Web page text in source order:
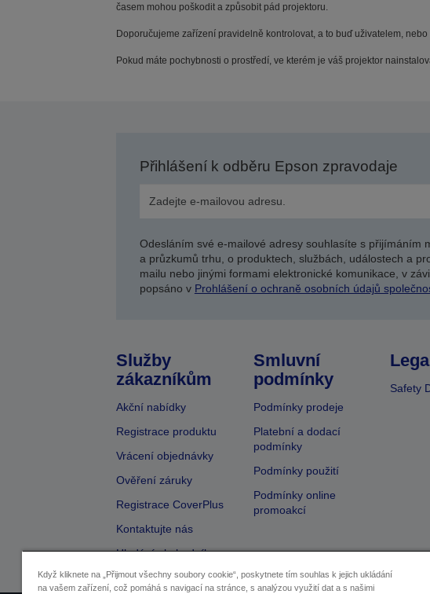
časem mohou poškodit a způsobit pád projektoru.
Doporučujeme zařízení pravidelně kontrolovat, a to buď uživatelem,
Pokud máte pochybnosti o prostředí, ve kterém je váš projektor
Přihlášení k odběru Epson zpravodaje
Odesláním své e-mailové adresy souhlasíte s přijímáním
a průzkumů trhu, o produktech, službách, událostech a
mailu nebo jinými formami elektronické komunikace, v
popsáno v Prohlášení o ochraně osobních údajů
Služby
zákazníkům
Akční nabídky
Registrace produktu
Vrácení objednávky
Ověření záruky
Registrace CoverPlus
Kontaktujte nás
Hledání obchodníka
Smluvní
podmínky
Podmínky prodeje
Platební a dodací
podmínky
Podmínky použití
Podmínky online
promoakcí
Safety
Když kliknete na „Přijmout všechny soubory cookie“, poskytnete tím souhlas k jejich ukládání
na vašem zařízení, což pomáhá s navigací na stránce, s analýzou využití dat a s našimi